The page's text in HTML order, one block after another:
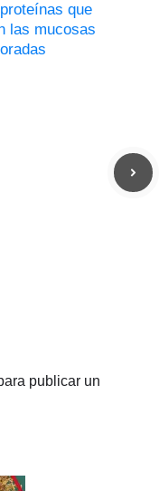
que
las mucosas
publicar un